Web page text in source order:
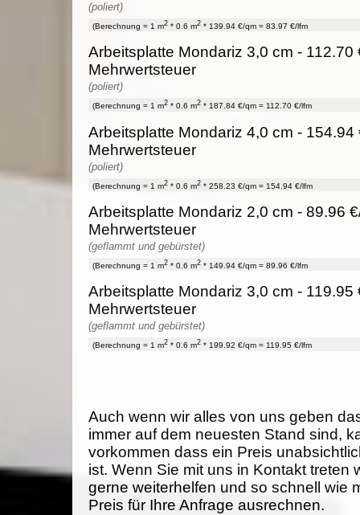
(poliert)
(Berechnung = 1 m2 * 0.6 m2 * 139.94 €/qm = 83.97 €/lfm
Arbeitsplatte Mondariz 3,0 cm - 112.70
Mehrwertsteuer
(poliert)
(Berechnung = 1 m2 * 0.6 m2 * 187.84 €/qm = 112.70 €/lfm
Arbeitsplatte Mondariz 4,0 cm - 154.94
Mehrwertsteuer
(poliert)
(Berechnung = 1 m2 * 0.6 m2 * 258.23 €/qm = 154.94 €/lfm
Arbeitsplatte Mondariz 2,0 cm - 89.96
Mehrwertsteuer
(geflammt und gebürstet)
(Berechnung = 1 m2 * 0.6 m2 * 149.94 €/qm = 89.96 €/lfm
Arbeitsplatte Mondariz 3,0 cm - 119.95
Mehrwertsteuer
(geflammt und gebürstet)
(Berechnung = 1 m2 * 0.6 m2 * 199.92 €/qm = 119.95 €/lfm
Auch wenn wir alles von uns geben
immer auf dem neuesten Stand sind,
vorkommen dass ein Preis
ist. Wenn Sie mit uns in Kontakt treten
gerne weiterhelfen und so schnell wie
Preis für Ihre Anfrage ausrechnen.